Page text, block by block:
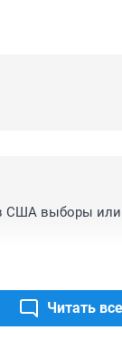
США выборы или
Читать